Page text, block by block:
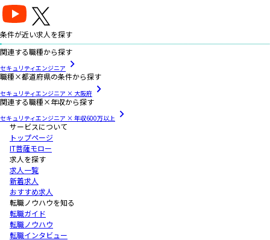
条件が近い求人を探す
関連する職種から探す
セキュリティエンジニア
職種×都道府県の条件から探す
セキュリティエンジニア × 大阪府
関連する職種×年収から探す
セキュリティエンジニア × 年収600万以上
サービスについて
トップページ
IT菩薩モロー
求人を探す
求人一覧
新着求人
おすすめ求人
転職ノウハウを知る
転職ガイド
転職ノウハウ
転職インタビュー